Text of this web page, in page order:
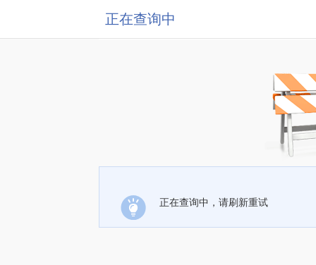
正在查询中
正在查询中，请刷新重试